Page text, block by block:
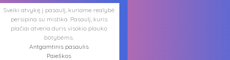
Sveiki atvykę į pasaulį, kuriame realybė
persipina su mistika. Pasaulį, kuris
plačiai atveria duris visokio plauko
būtybėms.
Antgamtinis pasaulis
Paieškos